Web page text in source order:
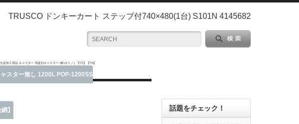
TRUSCO ドンキーカート ステップ付740×480(1台) S101N 4145682
産加工用品 キャスター 用途別キャスター (株)ヨドノ］【TC】【TN】
スター無し 1200L POP-1200SS
】 話題をチェック！